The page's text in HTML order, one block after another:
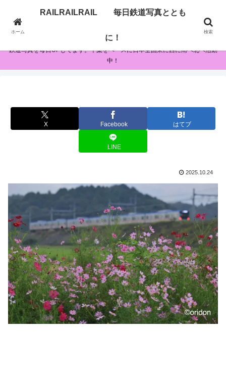
RAILRAILRAIL 毎日鉄道写真とともに！
鉄道写真を毎日UPしてます。千葉をベースに日本全国東に西に南へ北へ活動
中！
X Facebook はてブ
LINE
2025.10.24
ホーム
RAILRAILRAIL 毎日鉄道写真ととも
に！
検索